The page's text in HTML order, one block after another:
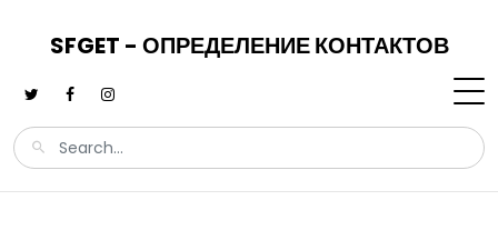
SFGET - ОПРЕДЕЛЕНИЕ КОНТАКТОВ